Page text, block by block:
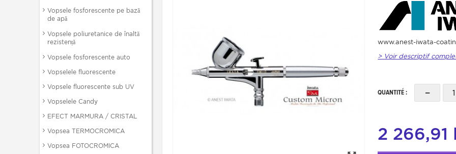
Vopsele fosforescente pe bază
de apă
Vopsele poliuretanice de înaltă
rezistență
Vopsele fosforescente auto
Vopselele fluorescente
Vopsele fluorescente sub UV
Vopselele Candy
EFECT MARMURA / CRISTAL
Vopsea TERMOCROMICA
Vopsea FOTOCROMICA
www.anest-iwata-
> Voir descriptif
QUANTITÉ : -
2 266,91